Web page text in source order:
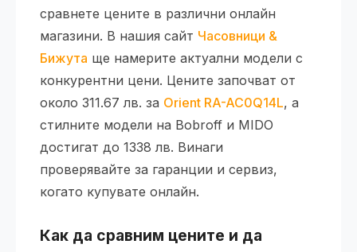
сравнете цените в различни онлайн
магазини. В нашия сайт Часовници &
Бижута ще намерите актуални модели с
конкурентни цени. Цените започват от
около 311.67 лв. за Orient RA-AC0Q14L, а
стилните модели на Bobroff и MIDO
достигат до 1338 лв. Винаги
проверявайте за гаранции и сервиз,
когато купувате онлайн.
Как да сравним цените и да